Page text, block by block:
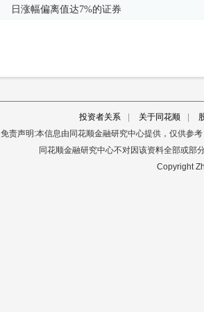
日涨幅偏离值达7%的证券
投资者关系 关于同花顺
免责声明:本信息由同花顺金融研究中心提供，仅供参
同花顺金融研究中心不对因该资料全部或部
Copyright